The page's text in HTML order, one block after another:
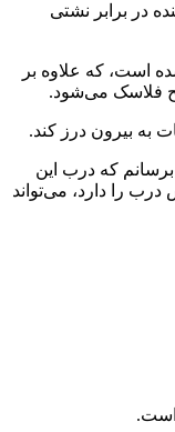
در برابر نشتی
است، که علاوه بر
فلاسک می‌شود.
به بیرون درز کند.
برسانم که درب این
را دارد، می‌تواند
است.